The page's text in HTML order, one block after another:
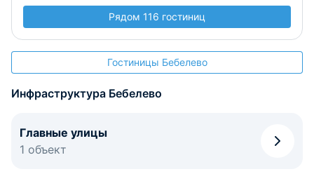
Рядом 116 гостиниц
Гостиницы Бебелево
Инфраструктура Бебелево
Главные улицы
1 объект